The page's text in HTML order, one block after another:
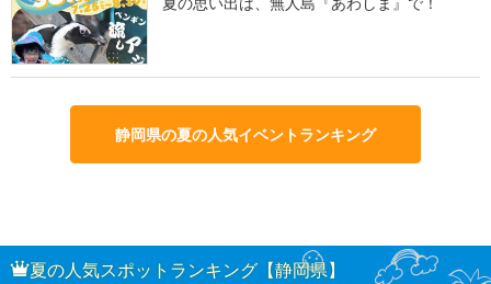
静岡県の夏の人気イベントランキング
夏の人気スポットランキング【静岡県】